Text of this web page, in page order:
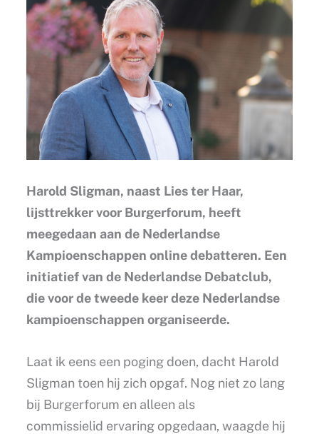
Harold Sligman, naast Lies ter Haar,
lijsttrekker voor Burgerforum, heeft
meegedaan aan de Nederlandse
Kampioenschappen online debatteren. Een
initiatief van de Nederlandse Debatclub,
die voor de tweede keer deze Nederlandse
kampioenschappen organiseerde.
Laat ik eens een poging doen, dacht Harold
Sligman toen hij zich opgaf. Nog niet zo lang
bij Burgerforum en alleen als
commissielid ervaring opgedaan, waagde hij